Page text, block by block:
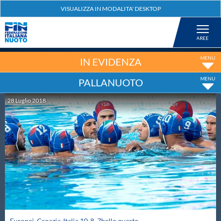
Nuoto
Tuffi
Artistico
Fondo
Salvamento
IN EVIDENZA
PALLANUOTO
28Luglio2018